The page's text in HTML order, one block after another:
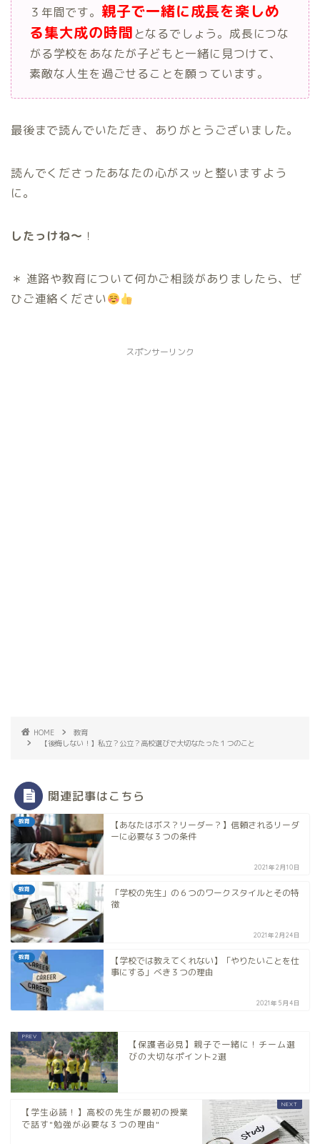
３年間です。 親子で一緒に成長を楽しめ
る集大成の時間 となるでしょう。成長につな
がる学校をあなたが子どもと一緒に見つけて、
素敵な人生を過ごせることを願っています。
最後まで読んでいただき、ありがとうございました。
読んでくださったあなたの心がスッと整いますよう
に。
したっけね〜 ！
＊ 進路や教育について何かご相談がありましたら、ぜ
ひご連絡ください
スポンサーリンク
HOME
教育
【後悔しない！】私立？公立？高校選びで大切なたった１つのこと
関連記事はこちら
教育
【あなたはボス？リーダー？】信頼されるリーダ
ーに必要な３つの条件
2021年2月10日
教育
「学校の先生」の６つのワークスタイルとその特
徴
2021年2月24日
教育
【学校では教えてくれない】「やりたいことを仕
事にする」べき３つの理由
2021年5月4日
【保護者必見】親子で一緒に！チーム選
びの大切なポイント2選
【学生必読！】高校の先生が最初の授業
で話す"勉強が必要な３つの理由"